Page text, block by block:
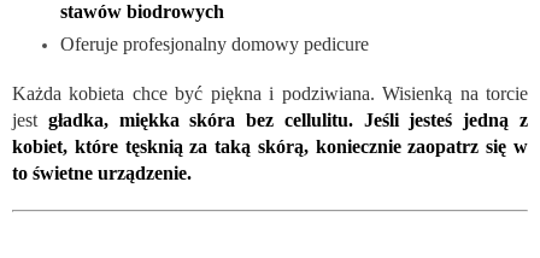
stawów biodrowych
Oferuje profesjonalny domowy pedicure
Każda kobieta chce być piękna i podziwiana. Wisienką na torcie
jest gładka, miękka skóra bez cellulitu. Jeśli jesteś jedną z
kobiet, które tęsknią za taką skórą, koniecznie zaopatrz się w
to świetne urządzenie.